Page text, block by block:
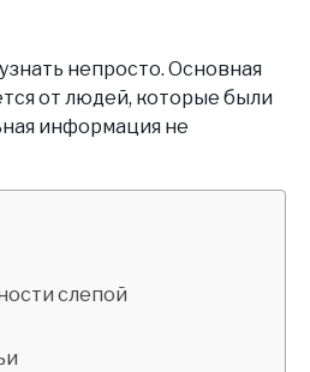
непросто. Основная
от людей, которые были
информация не
слепой